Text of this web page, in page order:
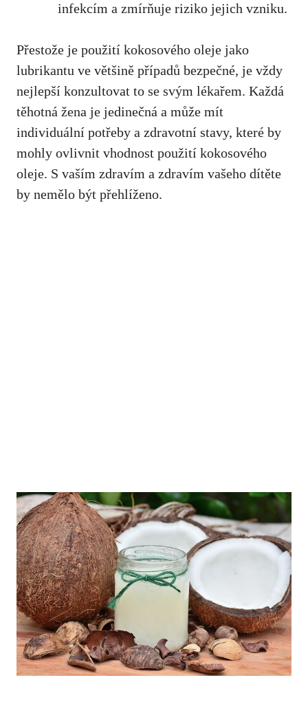
infekcím a zmírňuje riziko jejich vzniku.
Přestože je použití kokosového oleje jako
lubrikantu ve většině případů bezpečné, je vždy
nejlepší konzultovat to se svým lékařem. Každá⁤
těhotná žena je jedinečná a může mít‍
individuální potřeby a zdravotní stavy, které by
mohly ovlivnit vhodnost použití kokosového
oleje. S vaším zdravím a zdravím vašeho dítěte
by nemělo být přehlíženo.